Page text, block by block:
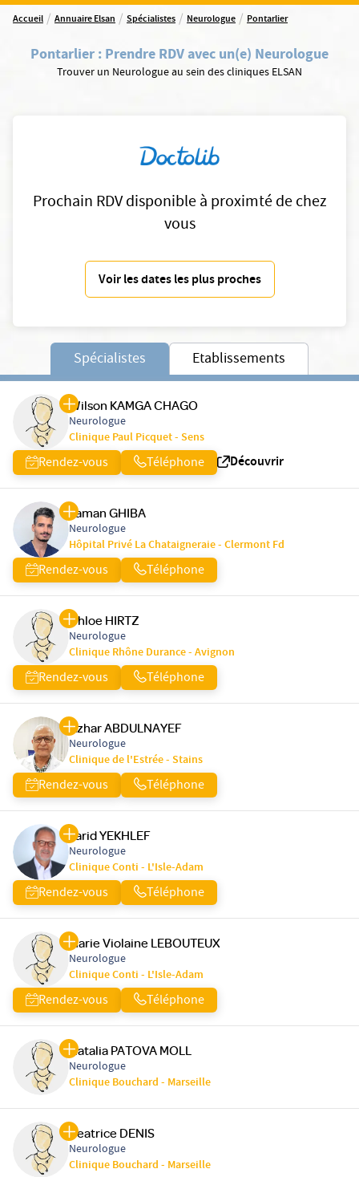
Accueil / Annuaire Elsan / Spécialistes / Neurologue / Pontarlier
Pontarlier : Prendre RDV avec un(e) Neurologue
Trouver un Neurologue au sein des cliniques ELSAN
Prochain RDV disponible à proximté de chez
vous
Voir les dates les plus proches
Spécialistes Etablissements
Wilson KAMGA CHAGO
Neurologue
Clinique Paul Picquet - Sens
Rendez-vous Téléphone Découvrir
Yaman GHIBA
Neurologue
Hôpital Privé La Chataigneraie - Clermont Fd
Rendez-vous Téléphone
Chloe HIRTZ
Neurologue
Clinique Rhône Durance - Avignon
Rendez-vous Téléphone
Azhar ABDULNAYEF
Neurologue
Clinique de l'Estrée - Stains
Rendez-vous Téléphone
Farid YEKHLEF
Neurologue
Clinique Conti - L'Isle-Adam
Rendez-vous Téléphone
Marie Violaine LEBOUTEUX
Neurologue
Clinique Conti - L'Isle-Adam
Rendez-vous Téléphone
Natalia PATOVA MOLL
Neurologue
Clinique Bouchard - Marseille
Beatrice DENIS
Neurologue
Clinique Bouchard - Marseille